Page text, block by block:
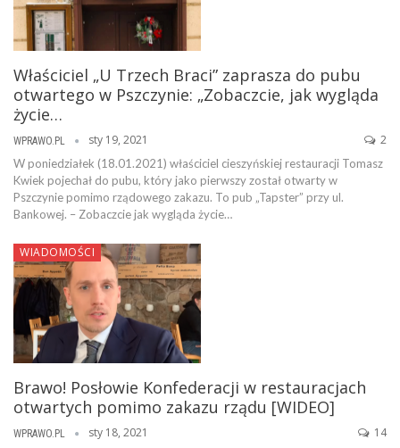
Właściciel „U Trzech Braci” zaprasza do pubu
otwartego w Pszczynie: „Zobaczcie, jak wygląda
życie…
WPRAWO.PL sty 19, 2021 2
W poniedziałek (18.01.2021) właściciel cieszyńskiej restauracji Tomasz
Kwiek pojechał do pubu, który jako pierwszy został otwarty w
Pszczynie pomimo rządowego zakazu. To pub „Tapster” przy ul.
Bankowej. – Zobaczcie jak wygląda życie…
WIADOMOŚCI
Brawo! Posłowie Konfederacji w restauracjach
otwartych pomimo zakazu rządu [WIDEO]
WPRAWO.PL sty 18, 2021 14